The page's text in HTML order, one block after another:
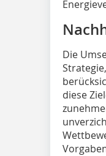
Die
diese